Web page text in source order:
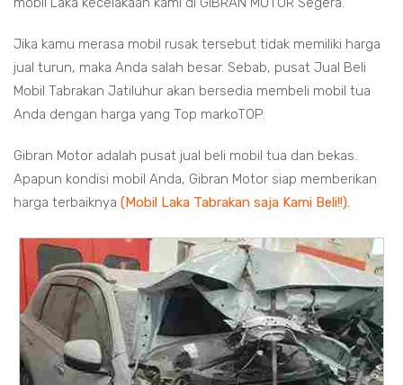
Jika kamu merasa mobil rusak tersebut tidak memiliki harga
jual turun, maka Anda salah besar. Sebab, pusat Jual Beli
Mobil Tabrakan Jatiluhur akan bersedia membeli mobil tua
Anda dengan harga yang Top markoTOP.
Gibran Motor adalah pusat jual beli mobil tua dan bekas.
Apapun kondisi mobil Anda, Gibran Motor siap memberikan
harga terbaiknya (Mobil Laka Tabrakan saja Kami Beli!!).